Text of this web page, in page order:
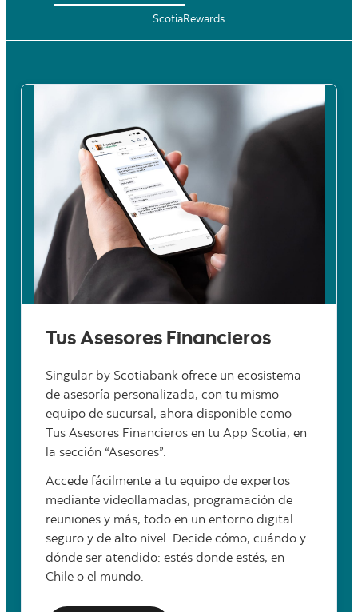
ScotiaRewards
Tus Asesores Financieros
Singular by Scotiabank ofrece un ecosistema
de asesoría personalizada, con tu mismo
equipo de sucursal, ahora disponible como
Tus Asesores Financieros en tu App Scotia, en
la sección “Asesores”.​
Accede fácilmente a tu equipo de expertos
mediante videollamadas, programación de
reuniones y más, todo en un entorno digital
seguro y de alto nivel. Decide cómo, cuándo y
dónde ser atendido: estés donde estés, en
Chile o el mundo.